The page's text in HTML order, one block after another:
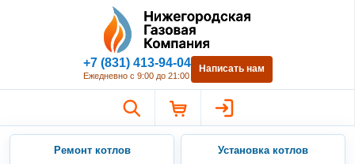
Нижегородская Газовая
+7 (831) 413-94-04
Ежедневно с 9:00 до 21:00
Написать нам
Ремонт котлов Установка котлов